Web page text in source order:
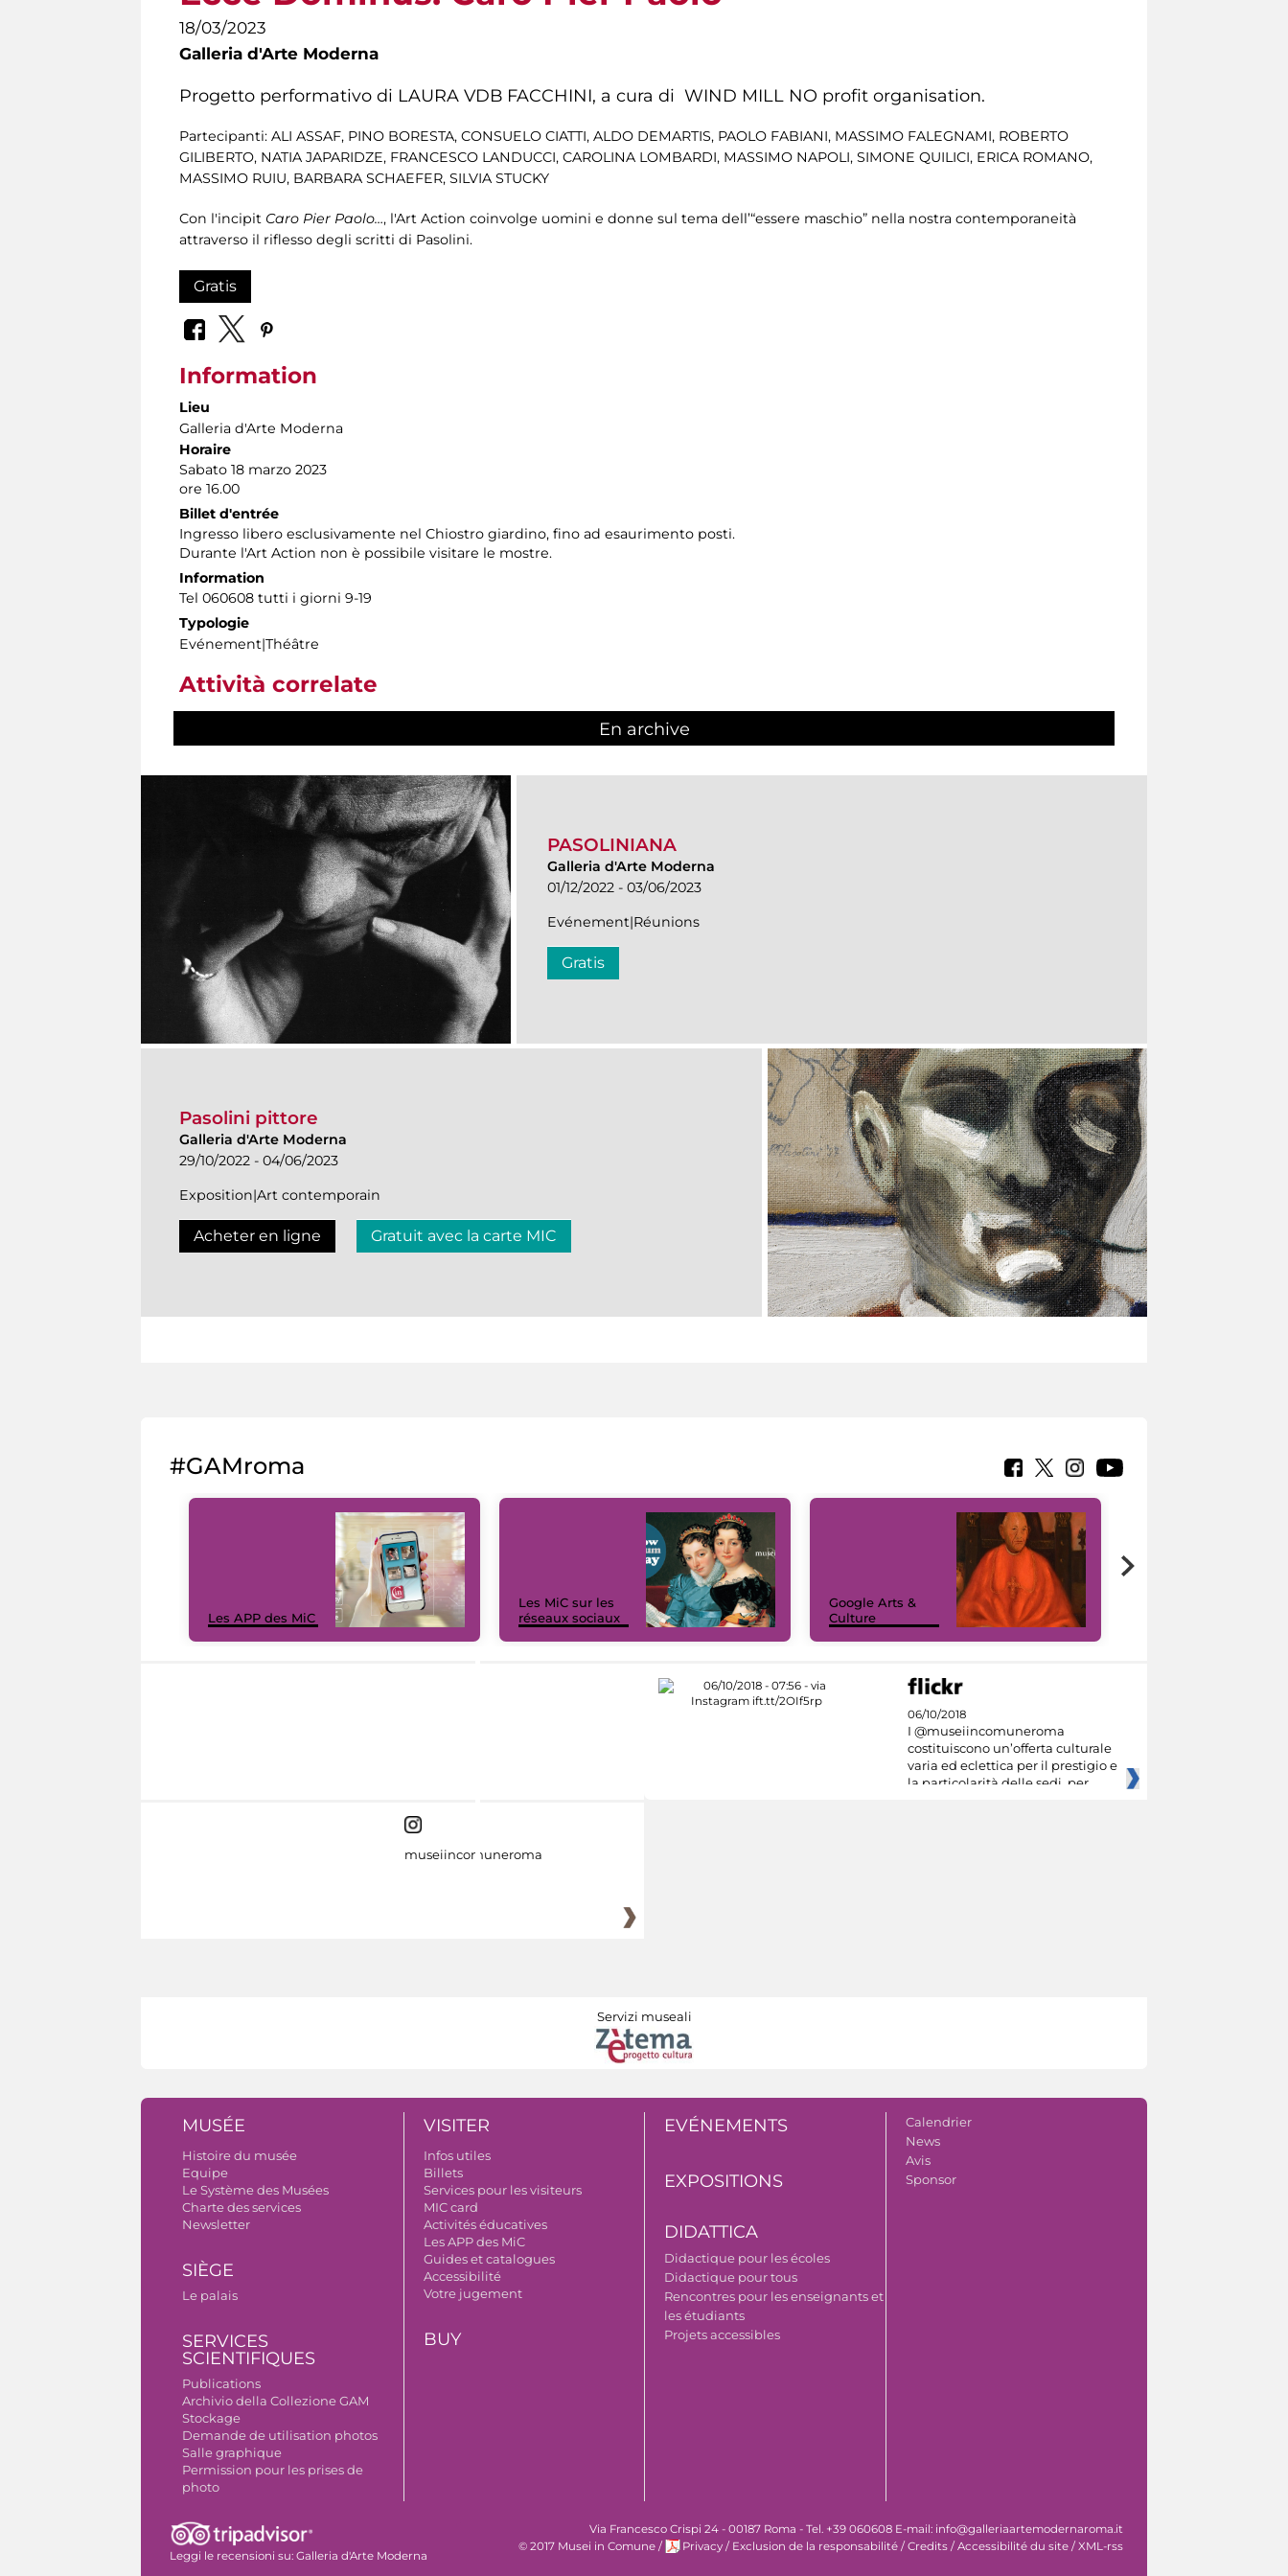
18/03/2023
Galleria d'Arte Moderna
Progetto performativo di LAURA VDB FACCHINI, a cura di WIND MILL NO profit organisation.
Partecipanti: ALI ASSAF, PINO BORESTA, CONSUELO CIATTI, ALDO DEMARTIS, PAOLO FABIANI, MASSIMO FALEGNAMI, ROBERTO
GILIBERTO, NATIA JAPARIDZE, FRANCESCO LANDUCCI, CAROLINA LOMBARDI, MASSIMO NAPOLI, SIMONE QUILICI, ERICA ROMANO,
MASSIMO RUIU, BARBARA SCHAEFER, SILVIA STUCKY
Con l'incipit Caro Pier Paolo…, l'Art Action coinvolge uomini e donne sul tema dell’“essere maschio” nella nostra contemporaneità
attraverso il riflesso degli scritti di Pasolini.
Gratis
Information
Lieu
Galleria d'Arte Moderna
Horaire
Sabato 18 marzo 2023
ore 16.00
Billet d'entrée
Ingresso libero esclusivamente nel Chiostro giardino, fino ad esaurimento posti.
Durante l'Art Action non è possibile visitare le mostre.
Information
Tel 060608 tutti i giorni 9-19
Typologie
Evénement|Théâtre
Attività correlate
En archive
PASOLINIANA
Galleria d'Arte Moderna
01/12/2022 - 03/06/2023
Evénement|Réunions
Gratis
Pasolini pittore
Galleria d'Arte Moderna
29/10/2022 - 04/06/2023
Exposition|Art contemporain
Acheter en ligne Gratuit avec la carte MIC
#GAMroma
Les APP des MiC
Les MiC sur les
réseaux sociaux
Google Arts &
Culture
06/10/2018
I @museiincomuneroma
costituiscono un’offerta culturale
varia ed eclettica per il prestigio e
la particolarità delle sedi, per
museiincomuneroma
Servizi museali
MUSÉE
Histoire du musée
Equipe
Le Système des Musées
Charte des services
Newsletter
SIÈGE
Le palais
SERVICES
SCIENTIFIQUES
Publications
Archivio della Collezione GAM
Stockage
Demande de utilisation photos
Salle graphique
Permission pour les prises de
photo
VISITER
Infos utiles
Billets
Services pour les visiteurs
MIC card
Activités éducatives
Les APP des MiC
Guides et catalogues
Accessibilité
Votre jugement
BUY
EVÉNEMENTS
EXPOSITIONS
DIDATTICA
Didactique pour les écoles
Didactique pour tous
Rencontres pour les enseignants et
les étudiants
Projets accessibles
Calendrier
News
Avis
Sponsor
Leggi le recensioni su: Galleria d'Arte Moderna
Via Francesco Crispi 24 - 00187 Roma - Tel. +39 060608 E-mail: info@galleriaartemodernaroma.it
© 2017 Musei in Comune / Privacy / Exclusion de la responsabilité /Credits /Accessibilité du site /XML-rss